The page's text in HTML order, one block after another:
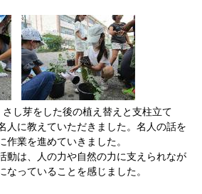
し芽をした後の植え替えと支柱立て
人に教えていただきました。名人の話を
作業を進めていきました。
動は、人の力や自然の力に支えられなが
なっていることを感じました。